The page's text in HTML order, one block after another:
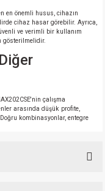
en önemli husus, cihazın
cihaz hasar görebilir. Ayrıca,
ve verimli bir kullanım
gösterilmelidir.
çalışma
arasında düşük profite,
kombinasyonlar, entegre